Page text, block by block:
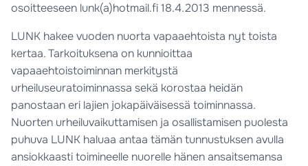
osoitteeseen lunk(a)hotmail.fi 18.4.2013 mennessä.
LUNK hakee vuoden nuorta vapaaehtoista nyt toista
kertaa. Tarkoituksena on kunnioittaa
vapaaehtoistoiminnan merkitystä
urheiluseuratoiminnassa sekä korostaa heidän
panostaan eri lajien jokapäiväisessä toiminnassa.
Nuorten urheiluvaikuttamisen ja osallistamisen puolesta
puhuva LUNK haluaa antaa tämän tunnustuksen avulla
ansiokkaasti toimineelle nuorelle hänen ansaitsemansa